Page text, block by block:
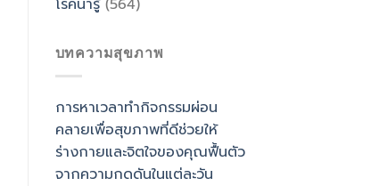
โรคน่ารู้(564)
บทความสุขภาพ
การหาเวลาทำกิจกรรมผ่อน
คลายเพื่อสุขภาพที่ดีช่วยให้
ร่างกายและจิตใจของคุณฟื้นตัว
จากความกดดันในแต่ละวัน